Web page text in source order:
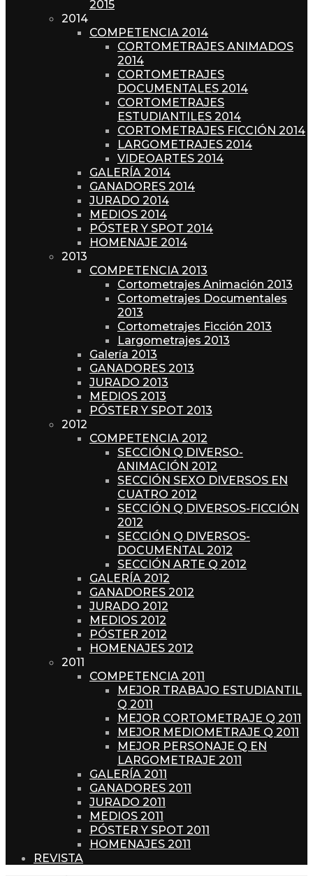
2015
2014
COMPETENCIA 2014
CORTOMETRAJES ANIMADOS
2014
CORTOMETRAJES
DOCUMENTALES 2014
CORTOMETRAJES
ESTUDIANTILES 2014
CORTOMETRAJES FICCIÓN 2014
LARGOMETRAJES 2014
VIDEOARTES 2014
GALERÍA 2014
GANADORES 2014
JURADO 2014
MEDIOS 2014
PÓSTER Y SPOT 2014
HOMENAJE 2014
2013
COMPETENCIA 2013
Cortometrajes Animación 2013
Cortometrajes Documentales
2013
Cortometrajes Ficción 2013
Largometrajes 2013
Galería 2013
GANADORES 2013
JURADO 2013
MEDIOS 2013
PÓSTER Y SPOT 2013
2012
COMPETENCIA 2012
SECCIÓN Q DIVERSO-
ANIMACIÓN 2012
SECCIÓN SEXO DIVERSOS EN
CUATRO 2012
SECCIÓN Q DIVERSOS-FICCIÓN
2012
SECCIÓN Q DIVERSOS-
DOCUMENTAL 2012
SECCIÓN ARTE Q 2012
GALERÍA 2012
GANADORES 2012
JURADO 2012
MEDIOS 2012
PÓSTER 2012
HOMENAJES 2012
2011
COMPETENCIA 2011
MEJOR TRABAJO ESTUDIANTIL
Q 2011
MEJOR CORTOMETRAJE Q 2011
MEJOR MEDIOMETRAJE Q 2011
MEJOR PERSONAJE Q EN
LARGOMETRAJE 2011
GALERÍA 2011
GANADORES 2011
JURADO 2011
MEDIOS 2011
PÓSTER Y SPOT 2011
HOMENAJES 2011
REVISTA